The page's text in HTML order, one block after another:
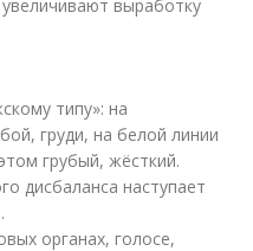
выработку
типу»: на
груди, на белой линии
грубый, жёсткий.
дисбаланса наступает
органах, голосе,